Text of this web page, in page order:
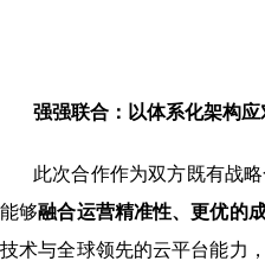
强强联合：以体系化架构
此次合作作为双方既有战
能够融合运营精准性、更优的
技术与全球领先的云平台能力